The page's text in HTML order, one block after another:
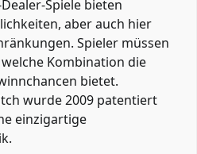
Spiele bieten
aber auch hier
Spieler müssen
Kombination die
bietet.
wurde 2009 patentiert
einzigartige